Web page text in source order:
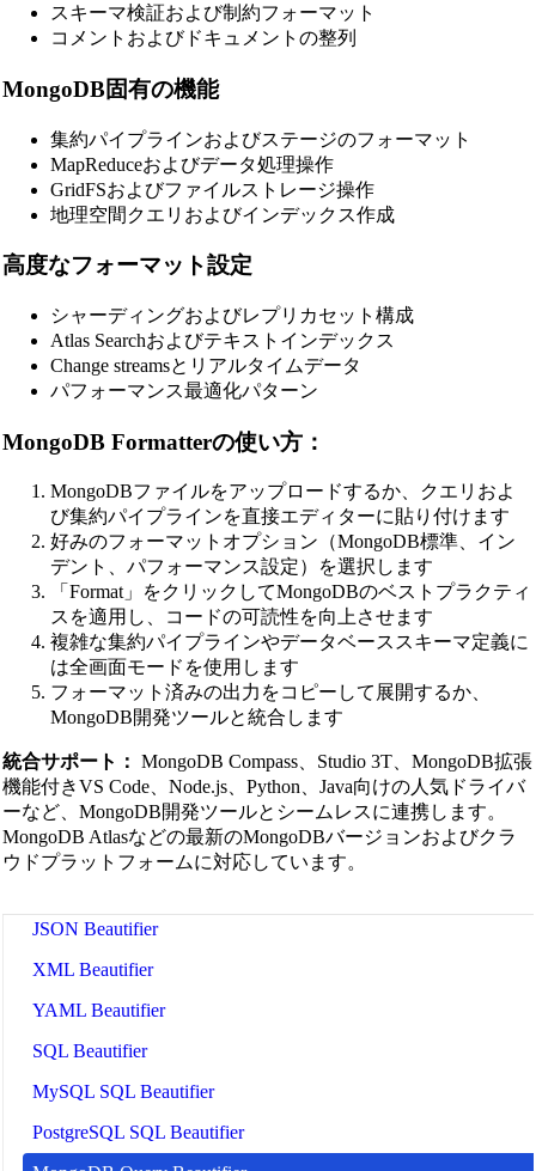
Related Tools
コードフォーマッター＆ビューティファイア
HTML Beautifier
CSS Beautifier
JavaScript Beautifier
TypeScript Beautifier
JSX Beautifier
Vue Beautifier
JSON Beautifier
XML Beautifier
YAML Beautifier
SQL Beautifier
MySQL SQL Beautifier
PostgreSQL SQL Beautifier
スキーマ検証および制約フォーマット
コメントおよびドキュメントの整列
MongoDB固有の機能
集約パイプラインおよびステージのフォーマット
MapReduceおよびデータ処理操作
GridFSおよびファイルストレージ操作
地理空間クエリおよびインデックス作成
高度なフォーマット設定
シャーディングおよびレプリカセット構成
Atlas Searchおよびテキストインデックス
Change streamsとリアルタイムデータ
パフォーマンス最適化パターン
MongoDB Formatterの使い方：
MongoDBファイルをアップロードするか、クエリおよ
び集約パイプラインを直接エディターに貼り付けます
好みのフォーマットオプション（MongoDB標準、イン
デント、パフォーマンス設定）を選択します
「Format」をクリックしてMongoDBのベストプラクティ
スを適用し、コードの可読性を向上させます
複雑な集約パイプラインやデータベーススキーマ定義に
は全画面モードを使用します
フォーマット済みの出力をコピーして展開するか、
MongoDB開発ツールと統合します
統合サポート： MongoDB Compass、Studio 3T、MongoDB拡張
機能付きVS Code、Node.js、Python、Java向けの人気ドライバ
ーなど、MongoDB開発ツールとシームレスに連携します。
MongoDB Atlasなどの最新のMongoDBバージョンおよびクラ
ウドプラットフォームに対応しています。